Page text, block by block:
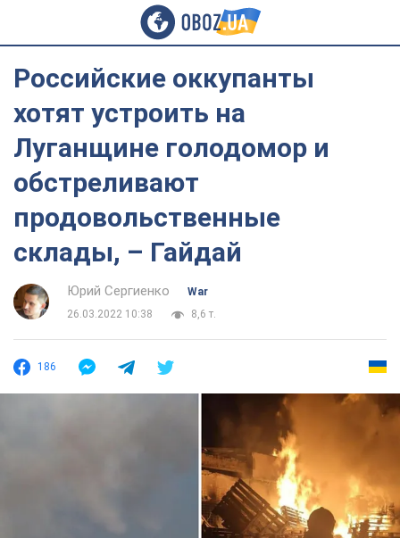
Российские оккупанты
хотят устроить на
Луганщине голодомор и
обстреливают
продовольственные
склады, – Гайдай
Юрий Сергиенко
War
26.03.2022 10:38
8,6 т.
186